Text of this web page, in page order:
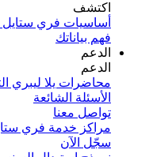
اكتشف​
أساسيات فري ستايل
فهم بياناتك
الدعم
الدعم
محاضرات يلا ليبري
الأسئلة الشائعة
تواصل معنا
مراكز خدمة فري
سجّل الآن​